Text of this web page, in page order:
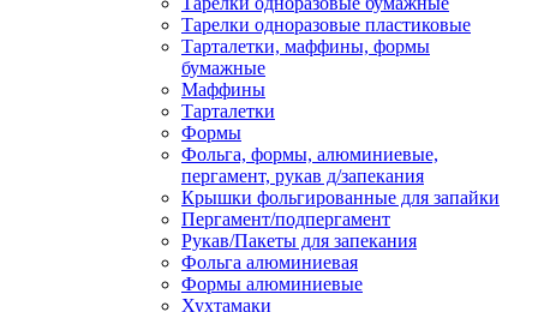
Тарелки одноразовые пластиковые
Тарталетки, маффины, формы
бумажные
Маффины
Тарталетки
Формы
Фольга, формы, алюминиевые,
пергамент, рукав д/запекания
Крышки фольгированные для запайки
Пергамент/подпергамент
Рукав/Пакеты для запекания
Фольга алюминиевая
Формы алюминиевые
Хухтамаки